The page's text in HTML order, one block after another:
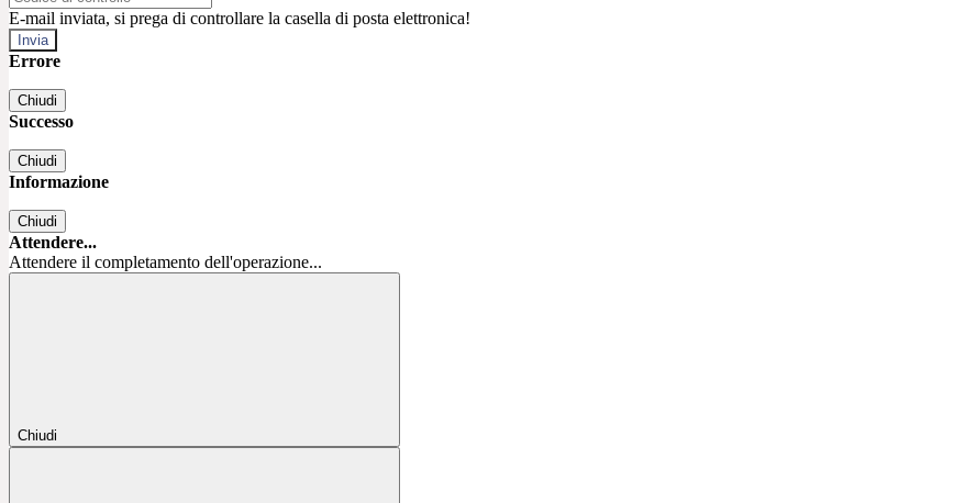
E-mail inviata, si prega di controllare la casella di posta elettronica!
Errore
Chiudi
Successo
Chiudi
Informazione
Chiudi
Attendere...
Attendere il completamento dell'operazione...
Chiudi